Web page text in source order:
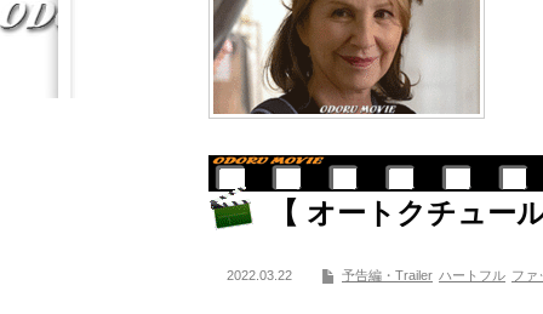
【 オートクチュー
2022.03.22 予告編・Trailer ハートフル ファ